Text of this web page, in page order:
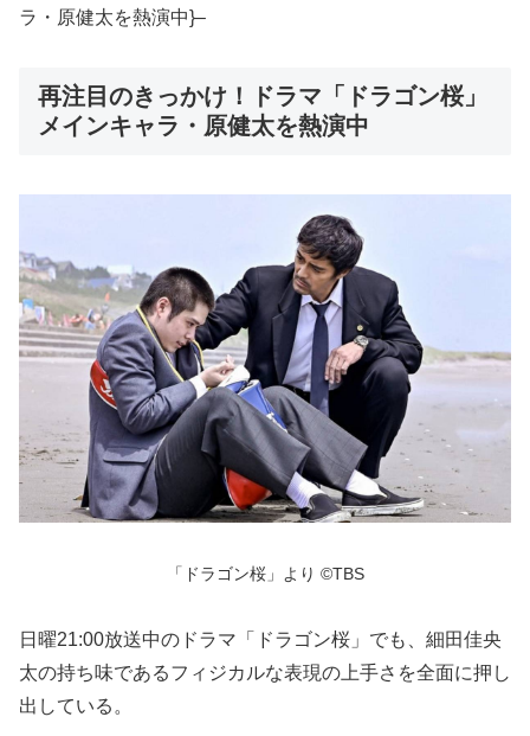
ラ・原健太を熱演中}–
再注目のきっかけ！ドラマ「ドラゴン桜」
メインキャラ・原健太を熱演中
「ドラゴン桜」より ©TBS
日曜21:00放送中のドラマ「ドラゴン桜」でも、細田佳央
太の持ち味であるフィジカルな表現の上手さを全面に押し
出している。